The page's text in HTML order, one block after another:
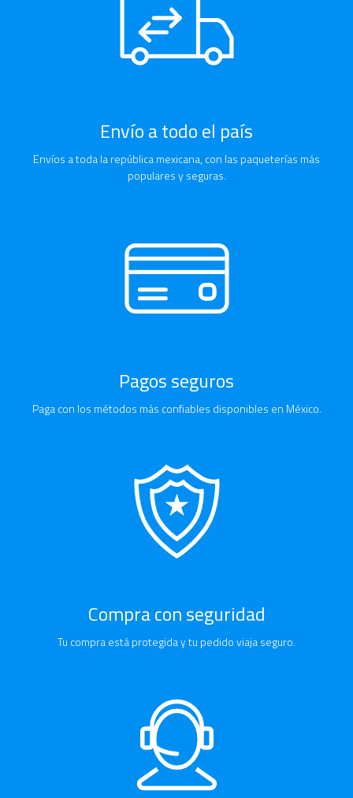
Envío a todo el país
Envíos a toda la república mexicana, con las paqueterías más
populares y seguras.
Pagos seguros
Paga con los métodos más confiables disponibles en México.
Compra con seguridad
Tu compra está protegida y tu pedido viaja seguro.